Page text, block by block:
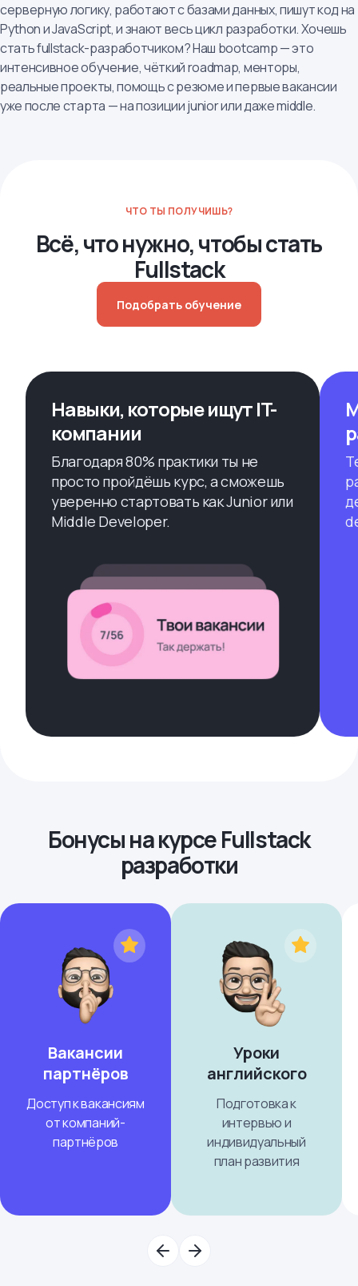
серверную логику, работают с базами данных, пишут код на
Python и JavaScript, и знают весь цикл разработки. Хочешь
стать fullstack-разработчиком? Наш bootcamp — это
интенсивное обучение, чёткий roadmap, менторы,
реальные проекты, помощь с резюме и первые вакансии
уже после старта — на позиции junior или даже middle.
ЧТО ТЫ ПОЛУЧИШЬ?
Всё, что нужно, чтобы стать
Fullstack
Подобрать обучение
Навыки, которые ищут IT-
компании
Благодаря 80% практики ты не
просто пройдёшь курс, а сможешь
уверенно стартовать как Junior или
Middle Developer.
Бонусы на курсе Fullstack
разработки
Вакансии
партнёров
Доступ к вакансиям
от компаний-
партнёров
Уроки
английского
Подготовка к
интервью и
индивидуальный
план развития